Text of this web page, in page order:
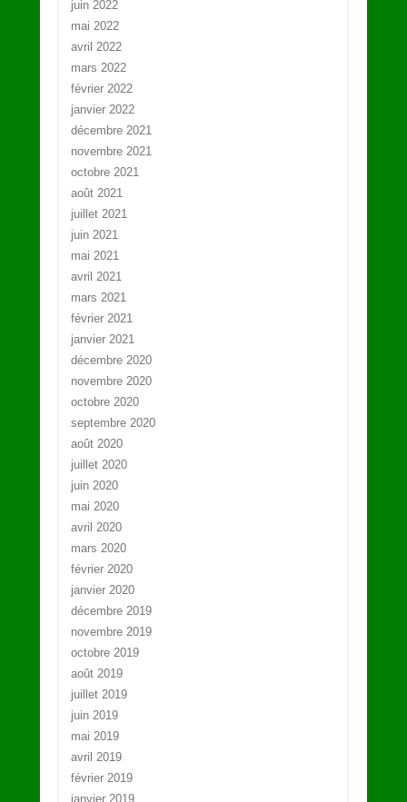
juin 2022
mai 2022
avril 2022
mars 2022
février 2022
janvier 2022
décembre 2021
novembre 2021
octobre 2021
août 2021
juillet 2021
juin 2021
mai 2021
avril 2021
mars 2021
février 2021
janvier 2021
décembre 2020
novembre 2020
octobre 2020
septembre 2020
août 2020
juillet 2020
juin 2020
mai 2020
avril 2020
mars 2020
février 2020
janvier 2020
décembre 2019
novembre 2019
octobre 2019
août 2019
juillet 2019
juin 2019
mai 2019
avril 2019
février 2019
janvier 2019